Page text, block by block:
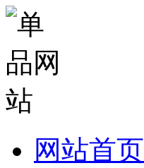
网站首页